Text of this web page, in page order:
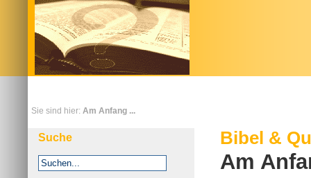
Sie sind hier: Am Anfang ...
Bibel &
Am
Suche